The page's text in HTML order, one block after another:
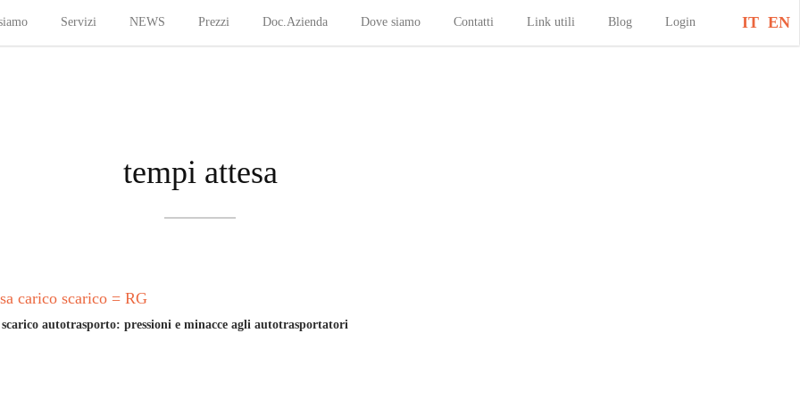
Servizi NEWS Prezzi Doc.Azienda Dove siamo Contatti Link utili Blog Login IT EN
tempi attesa
carico scarico = RG
autotrasporto: pressioni e minacce agli autotrasportatori